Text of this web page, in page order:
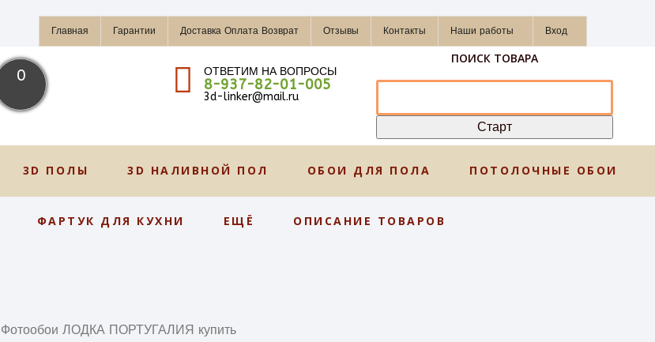
Главная Гарантии Доставка Оплата Возврат Отзывы Контакты Наши работы Вход
0 ОТВЕТИМ НА ВОПРОСЫ
8-937-82-01-005
3d-linker@mail.ru
ПОИСК ТОВАРА
3D ПОЛЫ 3D НАЛИВНОЙ ПОЛ ОБОИ ДЛЯ ПОЛА ПОТОЛОЧНЫЕ ОБОИ
ФАРТУК ДЛЯ КУХНИ ЕЩЁ ОПИСАНИЕ ТОВАРОВ
Фотообои ЛОДКА ПОРТУГАЛИЯ купить